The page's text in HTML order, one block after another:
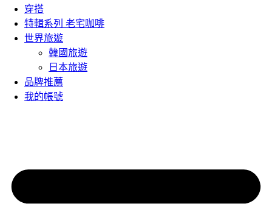
穿搭
特輯系列 老宅咖啡
世界旅遊
韓國旅遊
日本旅遊
品牌推薦
我的帳號